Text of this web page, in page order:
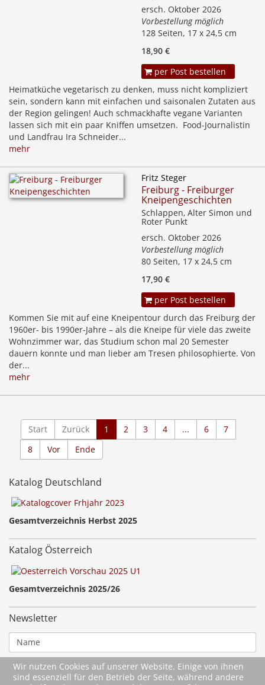
ersch. Oktober 2026
Vorbestellung möglich
128 Seiten, 17 x 24,5 cm
18,90 €
per Post bestellen
Heimatküche vegetarisch zu denken, muss nicht kompliziert
sein, sondern kann mit einfachen und saisonalen Zutaten aus
der Region gelingen! Auch schmackhafte vegane Varianten
lassen sich mit ein paar Kniffen umsetzen. Food-Journalistin
und Landfrau Ira Schneider...
mehr
Fritz Steger
Freiburg - Freiburger
Kneipengeschichten
Schlappen, Alter Simon und
Roter Punkt
ersch. Oktober 2026
Vorbestellung möglich
80 Seiten, 17 x 24,5 cm
17,90 €
per Post bestellen
Kommen Sie mit auf eine Kneipentour durch das Freiburg der
1960er- bis 1990er-Jahre – als die Kneipe für viele das zweite
Wohnzimmer war, das Studium schon mal 20 Semester
dauern konnte und man lieber am Tresen philosophierte. Von
der...
mehr
Start Zurück 1 2 3 4 ... 6
7
8
Vor Ende
Katalog Deutschland
Gesamtverzeichnis Herbst 2025
Katalog Österreich
Gesamtverzeichnis 2025/26
Newsletter
Wir nutzen Cookies auf unserer Website. Einige von ihnen
sind essenziell für den Betrieb der Seite, während andere